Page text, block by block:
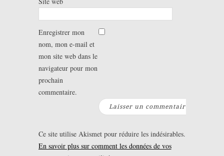
Enregistrer mon
nom, mon e-mail et
mon site web dans le
navigateur pour mon
prochain
commentaire.
Ce site utilise Akismet pour réduire les indésirables.
En savoir plus sur comment les données de vos